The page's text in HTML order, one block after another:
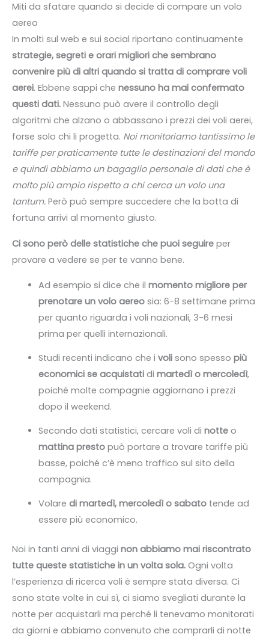
Miti da sfatare quando si decide di compare un volo
aereo
In molti sul web e sui social riportano continuamente
strategie, segreti e orari migliori che sembrano
convenire più di altri quando si tratta di comprare voli
aerei. Ebbene sappi che nessuno ha mai confermato
questi dati. Nessuno può avere il controllo degli
algoritmi che alzano o abbassano i prezzi dei voli aerei,
forse solo chi li progetta. Noi monitoriamo tantissimo le
tariffe per praticamente tutte le destinazioni del mondo
e quindi abbiamo un bagaglio personale di dati che è
molto più ampio rispetto a chi cerca un volo una
tantum. Però può sempre succedere che la botta di
fortuna arrivi al momento giusto.
Ci sono però delle statistiche che puoi seguire per
provare a vedere se per te vanno bene.
Ad esempio si dice che il momento migliore per
prenotare un volo aereo sia: 6-8 settimane prima
per quanto riguarda i voli nazionali, 3-6 mesi
prima per quelli internazionali.
Studi recenti indicano che i volisono spesso più
economici se acquistatidi martedì o mercoledì,
poiché molte compagnie aggiornano i prezzi
dopo il weekend.
Secondo dati statistici, cercare voli di notteo
mattina prestopuò portare a trovare tariffe più
basse, poiché c’è meno traffico sul sito della
compagnia.
Volare di martedì, mercoledì o sabatotende ad
essere più economico.
Noi in tanti anni di viaggi non abbiamo mai riscontrato
tutte queste statistiche in un volta sola. Ogni volta
l’esperienza di ricerca voli è sempre stata diversa. Ci
sono state volte in cui sì, ci siamo svegliati durante la
notte per acquistarli ma perché li tenevamo monitorati
da giorni e abbiamo convenuto che comprarli di notte